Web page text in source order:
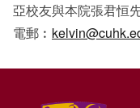
亞校友與本院張君恒
電郵︰